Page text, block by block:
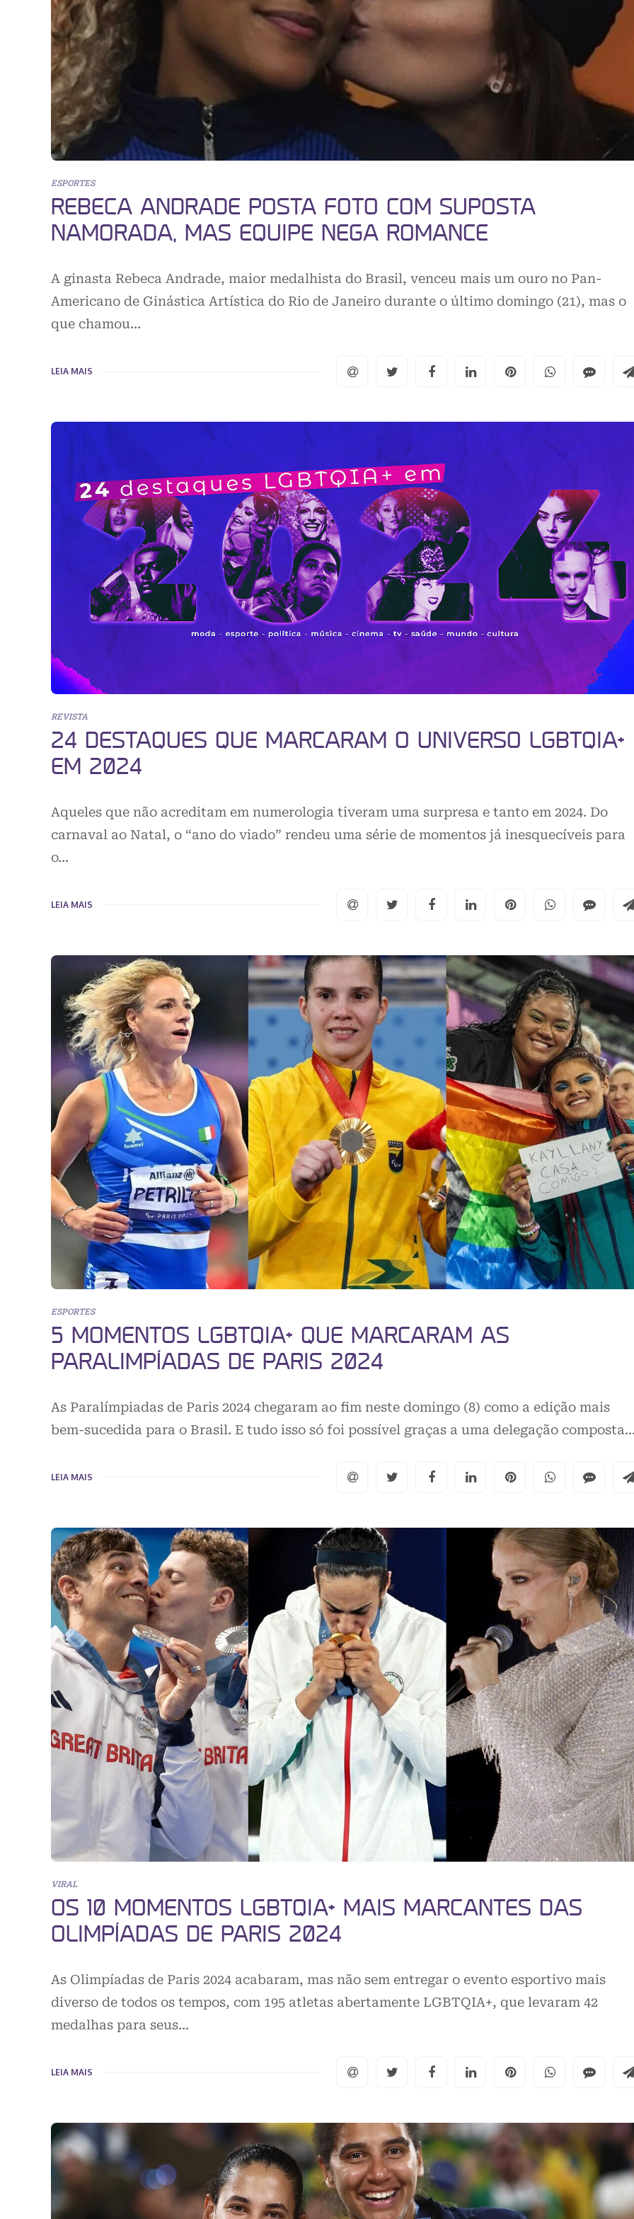
ESPORTES
REBECA ANDRADE POSTA FOTO COM SUPOSTA
NAMORADA, MAS EQUIPE NEGA ROMANCE
A ginasta Rebeca Andrade, maior medalhista do Brasil, venceu mais um ouro no Pan-
Americano de Ginástica Artística do Rio de Janeiro durante o último domingo (21), mas o
que chamou…
LEIA MAIS
REVISTA
24 DESTAQUES QUE MARCARAM O UNIVERSO LGBTQIA+
EM 2024
Aqueles que não acreditam em numerologia tiveram uma surpresa e tanto em 2024. Do
carnaval ao Natal, o “ano do viado” rendeu uma série de momentos já inesquecíveis para
o…
LEIA MAIS
ESPORTES
5 MOMENTOS LGBTQIA+ QUE MARCARAM AS
PARALIMPÍADAS DE PARIS 2024
As Paralímpiadas de Paris 2024 chegaram ao fim neste domingo (8) como a edição mais
bem-sucedida para o Brasil. E tudo isso só foi possível graças a uma delegação
LEIA MAIS
VIRAL
OS 10 MOMENTOS LGBTQIA+ MAIS MARCANTES DAS
OLIMPÍADAS DE PARIS 2024
As Olimpíadas de Paris 2024 acabaram, mas não sem entregar o evento esportivo mais
diverso de todos os tempos, com 195 atletas abertamente LGBTQIA+, que levaram 42
medalhas para seus…
LEIA MAIS